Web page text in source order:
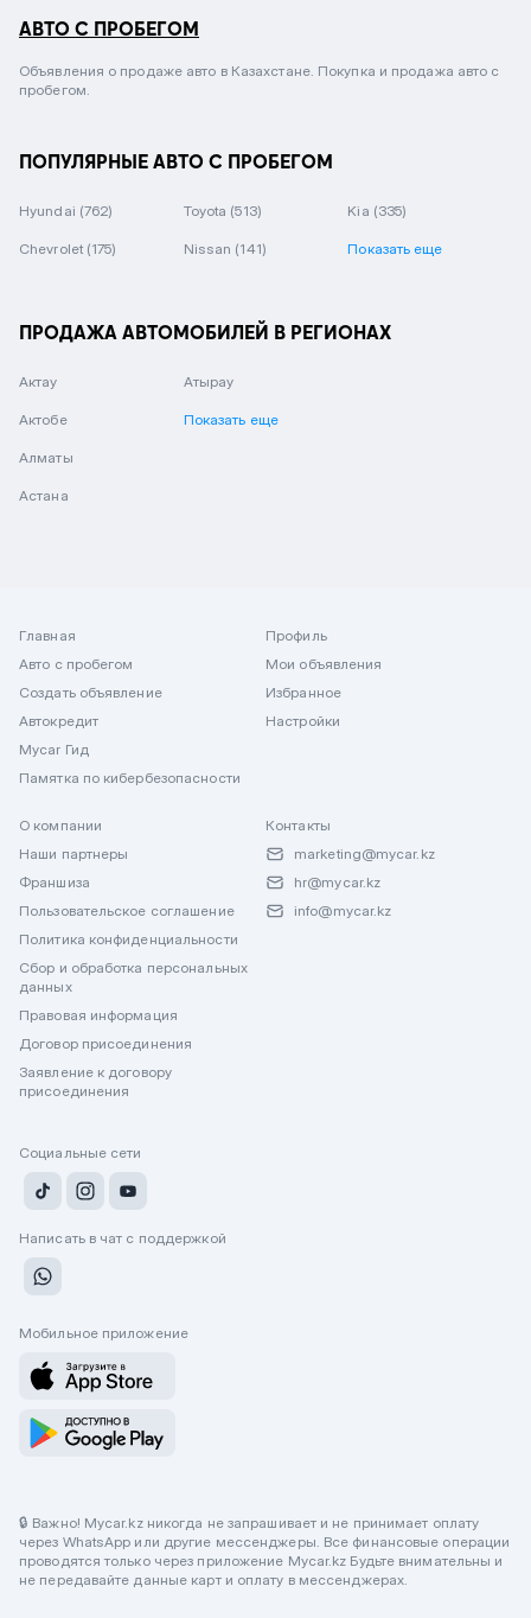
АВТО С ПРОБЕГОМ
Объявления о продаже авто в Казахстане. Покупка и продажа авто с
пробегом.
ПОПУЛЯРНЫЕ АВТО С ПРОБЕГОМ
Hyundai (762) Toyota (513) Kia (335)
Chevrolet (175) Nissan (141) Показать еще
ПРОДАЖА АВТОМОБИЛЕЙ В РЕГИОНАХ
Актау
Актобе
Алматы
Астана
Атырау
Показать еще
Главная
Авто с пробегом
Создать объявление
Автокредит
Mycar Гид
Памятка по кибербезопасности
Профиль
Мои объявления
Избранное
Настройки
О компании
Наши партнеры
Франшиза
Пользовательское соглашение
Политика конфиденциальности
Сбор и обработка персональных
данных
Правовая информация
Договор присоединения
Заявление к договору
присоединения
Контакты
marketing@mycar.kz
hr@mycar.kz
info@mycar.kz
Социальные сети
Написать в чат с поддержкой
Мобильное приложение
🔒 Важно! Mycar.kz никогда не запрашивает и не принимает оплату
через WhatsApp или другие мессенджеры. Все финансовые операции
проводятся только через приложение Mycar.kz Будьте внимательны и
не передавайте данные карт и оплату в мессенджерах.